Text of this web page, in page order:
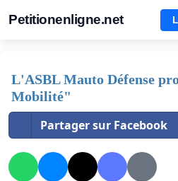
Petitionenligne.net
L'ASBL Mauto Défense
Mobilité"
Partager sur Facebook